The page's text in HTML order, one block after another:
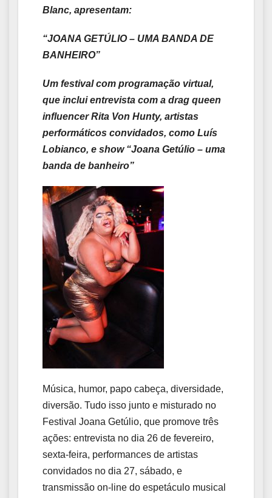
Blanc, apresentam:
“JOANA GETÚLIO – UMA BANDA DE
BANHEIRO”
Um festival com programação virtual,
que incluientrevista com a drag queen
influencer Rita Von Hunty, artistas
performáticos convidados, como Luís
Lobianco, e show “Joana Getúlio – uma
banda de banheiro”
Música, humor, papo cabeça, diversidade,
diversão. Tudo isso junto e misturado no
Festival Joana Getúlio, que promove três
ações: entrevista no dia 26 de fevereiro,
sexta-feira, performances de artistas
convidados no dia 27, sábado, e
transmissão on-line do espetáculo musical